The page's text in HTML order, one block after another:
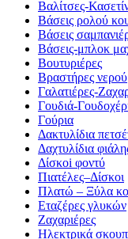
Βαλίτσες-
Βάσεις ρολού
Βάσεις
Βάσεις-μπλοκ
Βουτυριέρες
Βραστήρες νερού
Γαλατιέρες-
Γουδιά-
Γούρια
Δακτυλίδια
Δαχτυλίδια
Δίσκοi φοντύ
Πιατέλες–Δίσκοι
Πλατώ – Ξύλα
Εταζέρες γλυκών
Ζαχαριέρες
Ηλεκτρικά